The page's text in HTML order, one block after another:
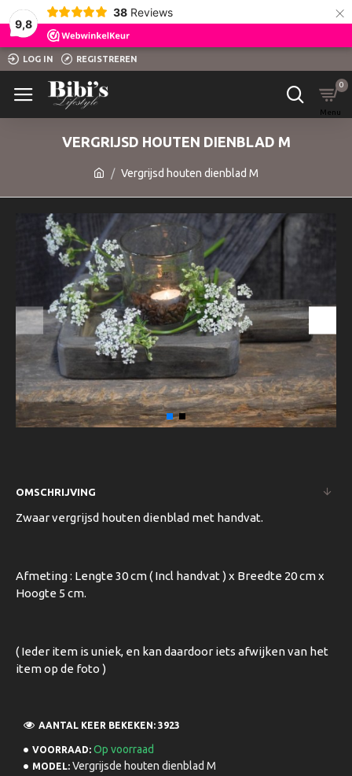
9,8
38 Reviews ×
LOG IN REGISTREREN
0
Vergrijsd houten dienblad M
VERGRIJSD HOUTEN DIENBLAD M
OMSCHRIJVING
Zwaar vergrijsd houten dienblad met handvat.
Afmeting : Lengte 30 cm ( Incl handvat ) x Breedte 20 cm x
Hoogte 5 cm.
( Ieder item is uniek, en kan daardoor iets afwijken van het
item op de foto )
VOORRAAD: Op voorraad
MODEL: Vergrijsde houten dienblad M
AANTAL KEER BEKEKEN: 3923